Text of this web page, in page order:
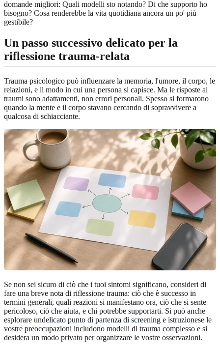
domande migliori: Quali modelli sto notando? Di che supporto ho
bisogno? Cosa renderebbe la vita quotidiana ancora un po' più
gestibile?
Un passo successivo delicato per la
riflessione trauma-relata
Trauma psicologico può influenzare la memoria, l'umore, il corpo, le
relazioni, e il modo in cui una persona si capisce. Ma le risposte ai
traumi sono adattamenti, non errori personali. Spesso si formarono
quando la mente e il corpo stavano cercando di sopravvivere a
qualcosa di schiacciante.
Se non sei sicuro di ciò che i tuoi sintomi significano, consideri di
fare una breve nota di riflessione trauma: ciò che è successo in
termini generali, quali reazioni si manifestano ora, ciò che si sente
pericoloso, ciò che aiuta, e chi potrebbe supportarti. Si può anche
esplorare undelicato punto di partenza di screening e istruzionese le
vostre preoccupazioni includono modelli di trauma complesso e si
desidera un modo privato per organizzare le vostre osservazioni.